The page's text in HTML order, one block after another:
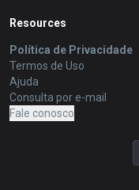
Resources
Política de Privacidade
Termos de Uso
Ajuda
Consulta por e-mail
Fale conosco